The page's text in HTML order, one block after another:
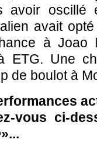
avoir oscillé
avait
à Joao
ETG. Une
de boulot à
vous ci-
»...